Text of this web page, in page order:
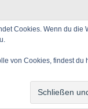
Cookies. Wenn du die
von Cookies, findest du